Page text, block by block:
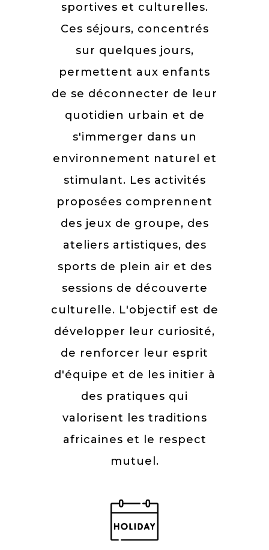
sportives et culturelles.
Ces séjours, concentrés
sur quelques jours,
permettent aux enfants
de se déconnecter de leur
quotidien urbain et de
s'immerger dans un
environnement naturel et
stimulant. Les activités
proposées comprennent
des jeux de groupe, des
ateliers artistiques, des
sports de plein air et des
sessions de découverte
culturelle. L'objectif est de
développer leur curiosité,
de renforcer leur esprit
d'équipe et de les initier à
des pratiques qui
valorisent les traditions
africaines et le respect
mutuel.